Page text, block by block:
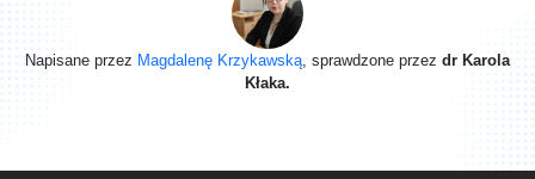
Napisane przez Magdalenę Krzykawską, sprawdzone przez dr Karola
Kłaka.